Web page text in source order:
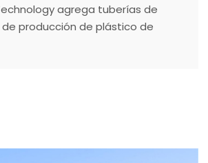
agrega tuberías de
producción de plástico de